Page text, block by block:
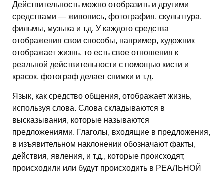
Действительность можно отобразить и другими
средствами — живопись, фотография, скульптура,
фильмы, музыка и т.д. У каждого средства
отображения свои способы, например, художник
отображает жизнь, то есть свое отношения к
реальной действительности с помощью кисти и
красок, фотограф делает снимки и т.д.
Язык, как средство общения, отображает жизнь,
используя слова. Слова складываются в
высказывания, которые называются
предложениями. Глаголы, входящие в предложения,
в изъявительном наклонении обозначают факты,
действия, явления, и т.д., которые происходят,
происходили или будут происходить в РЕАЛЬНОЙ